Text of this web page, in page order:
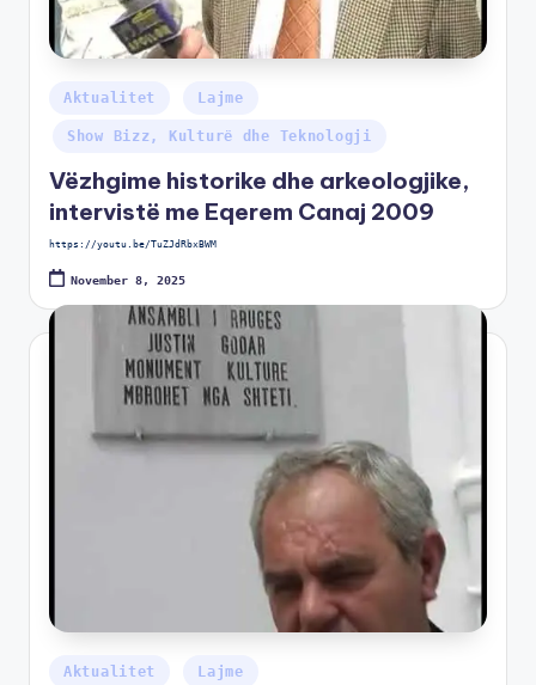
Aktualitet Lajme
Show Bizz, Kulturë dhe Teknologji
Vëzhgime historike dhe arkeologjike,
intervistë me Eqerem Canaj 2009
https://youtu.be/TuZJdRbxBWM
November 8, 2025
Aktualitet Lajme